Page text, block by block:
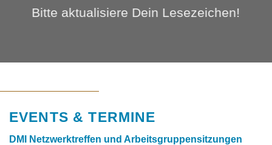
Bitte aktualisiere Dein Lesezeichen!
EVENTS & TERMINE
DMI Netzwerktreffen und Arbeitsgruppensitzungen